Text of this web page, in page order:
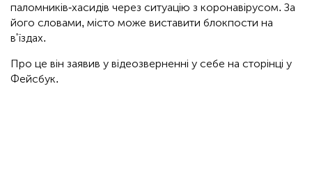
паломників-хасидів через ситуацію з коронавірусом. За
його словами, місто може виставити блокпости на
в'їздах.
Про це він заявив у відеозверненні у себе на сторінці у
Фейсбук.